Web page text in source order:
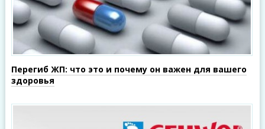
Перегиб ЖП: что это и почему он важен для вашего
здоровья